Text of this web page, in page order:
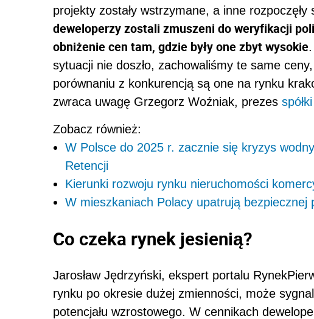
projekty zostały wstrzymane, a inne
deweloperzy zostali zmuszeni do weryfikacji
obniżenie cen tam, gdzie były one zbyt wysokie
sytuacji nie doszło, zachowaliśmy te same
porównaniu z konkurencją są one na rynku
zwraca uwagę Grzegorz Woźniak, prezes spółki
Zobacz również:
W Polsce do 2025 r. zacznie się kryzys
Retencji
Kierunki rozwoju rynku nieruchomości
W mieszkaniach Polacy upatrują bezpiecznej
Co czeka rynek jesienią?
Jarosław Jędrzyński, ekspert portalu
rynku po okresie dużej zmienności, może
potencjału wzrostowego. W cennikach